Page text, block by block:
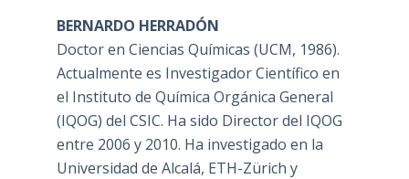
BERNARDO HERRADÓN
Doctor en Ciencias Químicas (UCM, 1986).
Actualmente es Investigador Científico en
el Instituto de Química Orgánica General
(IQOG) del CSIC. Ha sido Director del IQOG
entre 2006 y 2010. Ha investigado en la
Universidad de Alcalá, ETH-Zürich y